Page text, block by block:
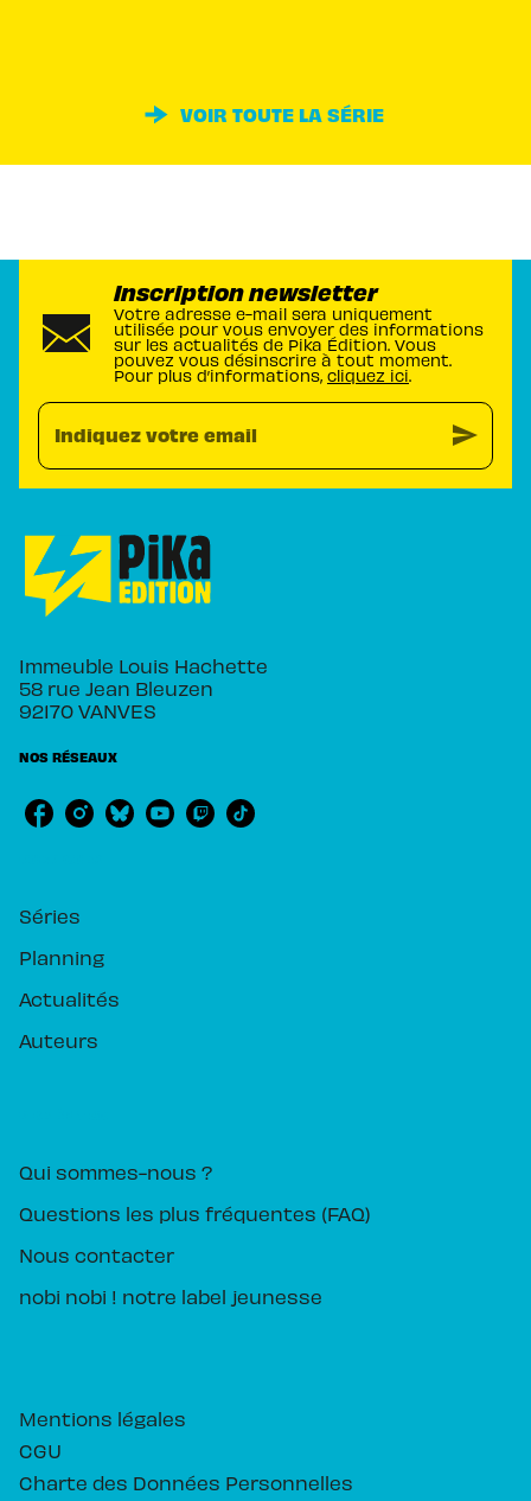
VOIR TOUTE LA SÉRIE
Inscription newsletter
Votre adresse e-mail sera uniquement
utilisée pour vous envoyer des informations
sur les actualités de Pika Édition. Vous
pouvez vous désinscrire à tout moment.
Pour plus d’informations, cliquez ici.
Indiquez votre email send
Immeuble Louis Hachette
58 rue Jean Bleuzen
92170 VANVES
NOS RÉSEAUX
Séries
Planning
Actualités
Auteurs
Qui sommes-nous ?
Questions les plus fréquentes (FAQ)
Nous contacter
nobi nobi ! notre label jeunesse
Mentions légales
CGU
Charte des Données Personnelles